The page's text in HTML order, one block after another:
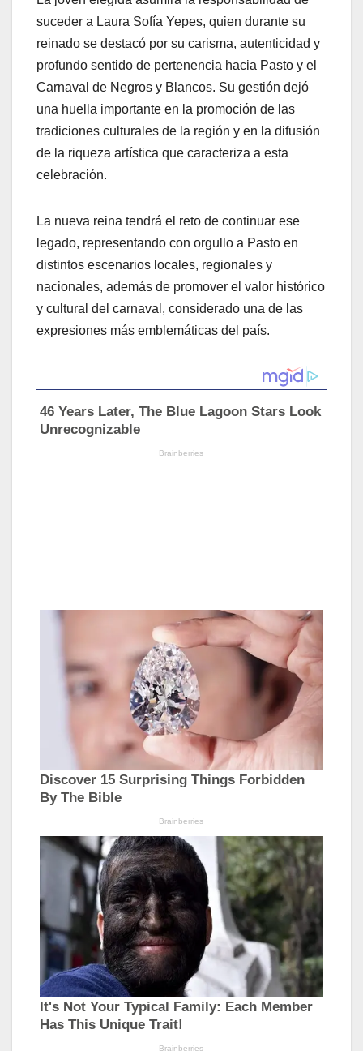
suceder a Laura Sofía Yepes, quien durante su
reinado se destacó por su carisma, autenticidad y
profundo sentido de pertenencia hacia Pasto y el
Carnaval de Negros y Blancos. Su gestión dejó
una huella importante en la promoción de las
tradiciones culturales de la región y en la difusión
de la riqueza artística que caracteriza a esta
celebración.
La nueva reina tendrá el reto de continuar ese
legado, representando con orgullo a Pasto en
distintos escenarios locales, regionales y
nacionales, además de promover el valor histórico
y cultural del carnaval, considerado una de las
expresiones más emblemáticas del país.